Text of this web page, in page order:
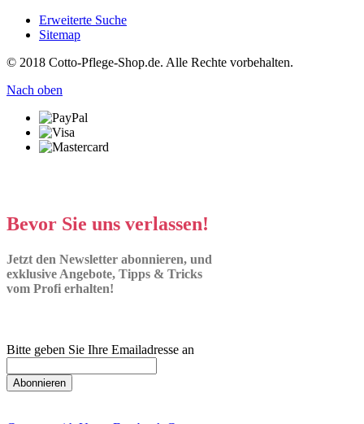
Erweiterte Suche
Sitemap
© 2018 Cotto-Pflege-Shop.de. Alle Rechte vorbehalten.
Nach oben
Bevor Sie uns verlassen!
Jetzt den Newsletter abonnieren, und
exklusive Angebote, Tipps & Tricks
vom Profi erhalten!
Bitte geben Sie Ihre Emailadresse an
Abonnieren